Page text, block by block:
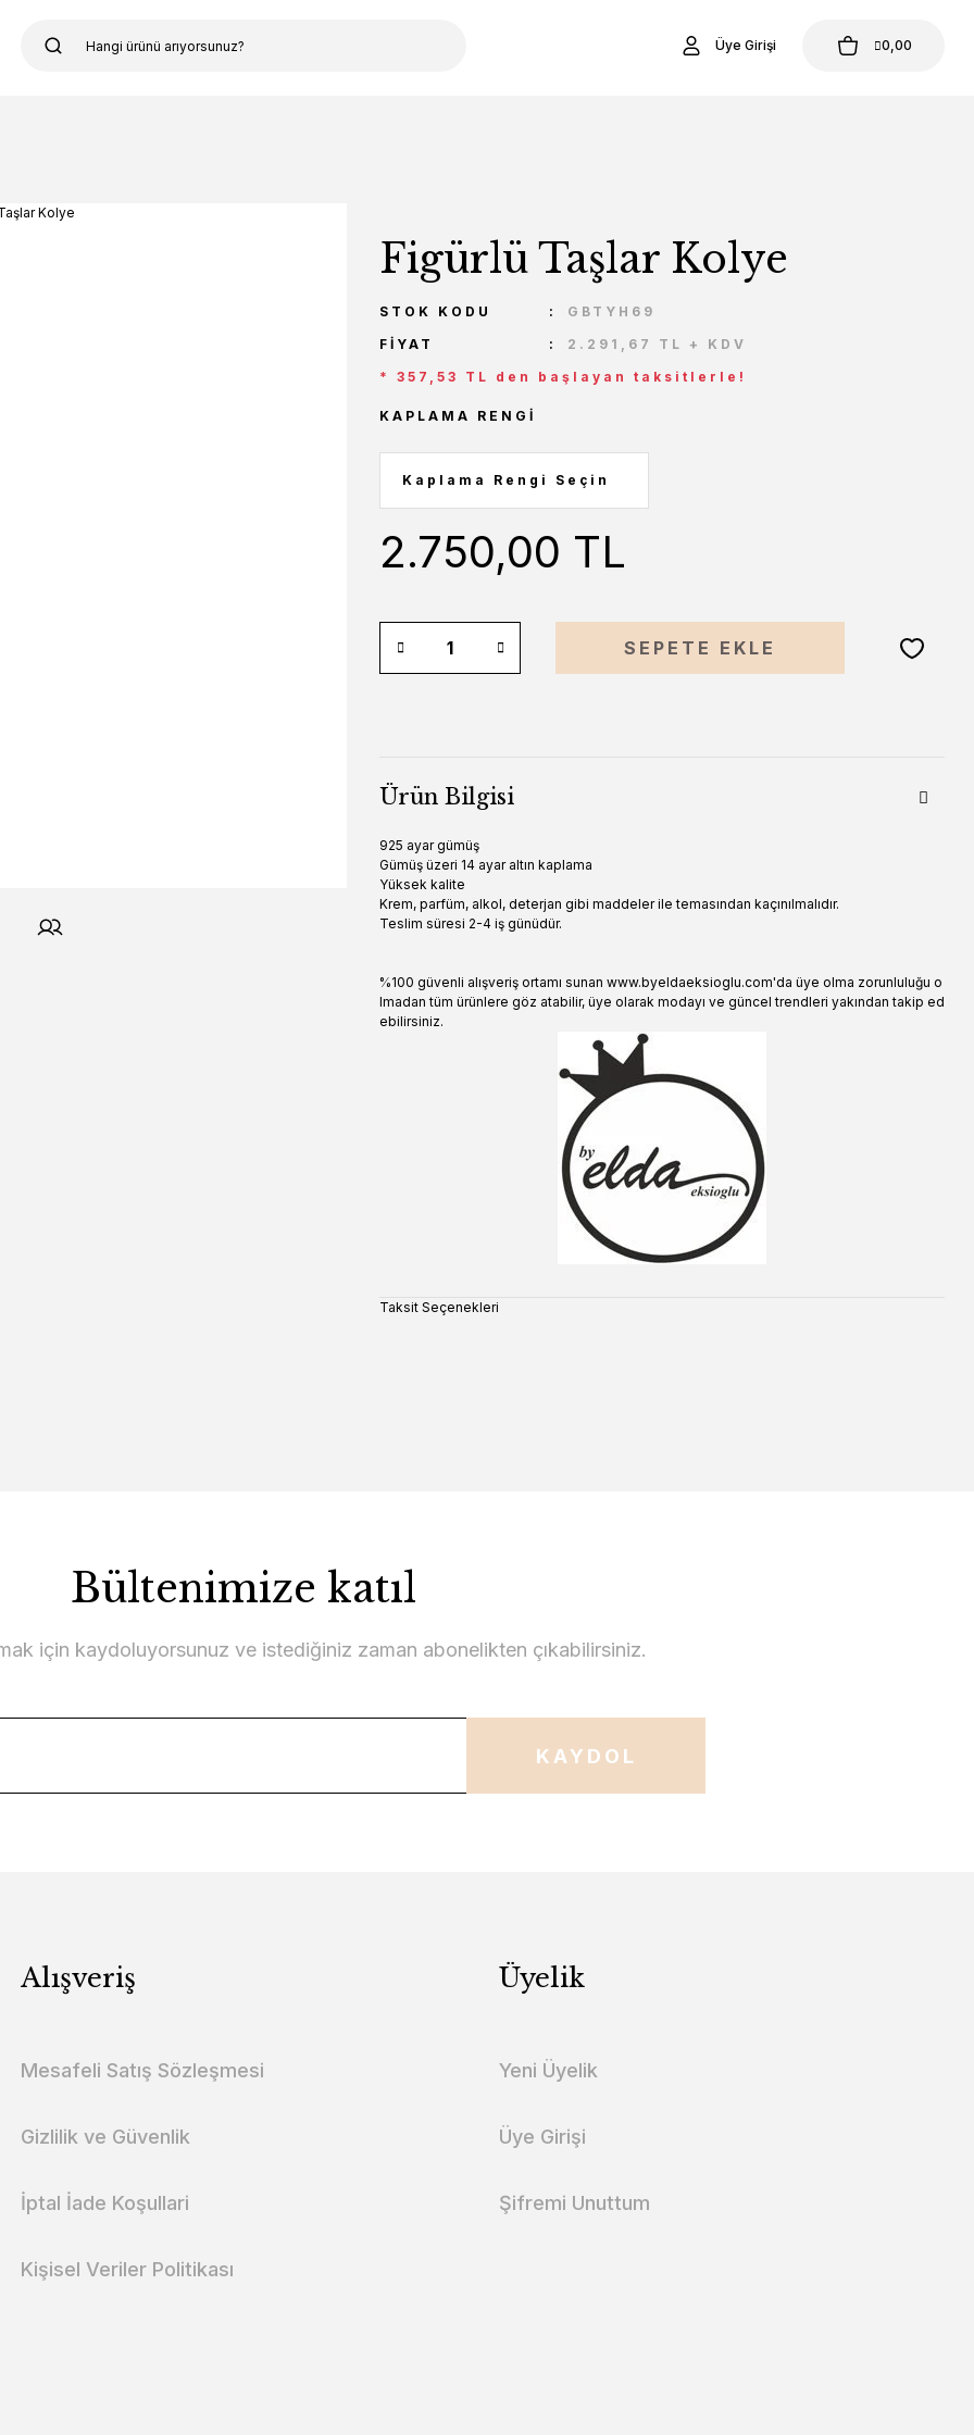
Üye Girişi 0,00
Figürlü Taşlar Kolye
STOK KODU
GBTYH69
FIYAT
2.291,67 TL + KDV
* 357,53 TL den başlayan taksitlerle!
KAPLAMA RENGI
2.750,00 TL
SEPETE EKLE
Ürün Bilgisi
925 ayar gümüş
Gümüş üzeri 14 ayar altın kaplama
Yüksek kalite
Krem, parfüm, alkol, deterjan gibi maddeler ile temasından kaçınılmalıdır.
Teslim süresi 2-4 iş günüdür.
%100 güvenli alışveriş ortamı sunan www.byeldaeksioglu.com'da üye olma zorunluluğu o
lmadan tüm ürünlere göz atabilir, üye olarak modayı ve güncel trendleri yakından takip ed
ebilirsiniz.
Taksit Seçenekleri
Bültenimize katıl
için kaydoluyorsunuz ve istediğiniz zaman abonelikten çıkabilirsiniz.
KAYDOL
Alışveriş
Mesafeli Satış Sözleşmesi
Gizlilik ve Güvenlik
İptal İade Koşullari
Kişisel Veriler Politikası
Üyelik
Yeni Üyelik
Üye Girişi
Şifremi Unuttum